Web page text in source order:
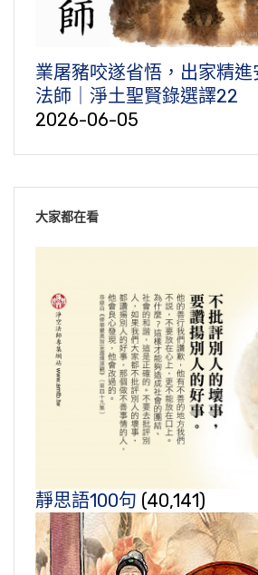
業屠豬咬遂省悟，出家精
法師｜淨土聖賢錄選譯22
2026-06-05
大家都在看
靜思語100句 (40,141)